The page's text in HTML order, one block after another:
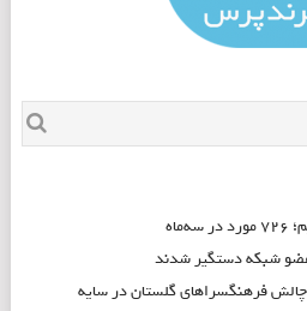
چالش فرهنگسراهای گلستان در سایه